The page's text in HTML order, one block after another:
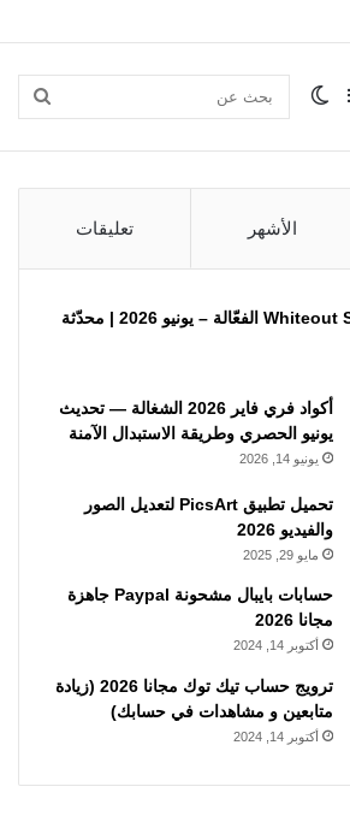
بحث الوضعإضافة
جانبي
الأشهر تعليقات
أكواد هدايا Whiteout Survival الفعّالة – يونيو 2026 | محدّثة
أكواد فري فاير 2026 الشغالة — تحديث
يونيو الحصري وطريقة الاستبدال الآمنة
يونيو 14, 2026
تحميل تطبيق PicsArt لتعديل الصور
والفيديو 2026
مايو 29, 2025
حسابات بايبال مشحونة Paypal جاهزة
مجانا 2026
أكتوبر 14, 2024
ترويج حساب تيك توك مجانا 2026 (زيادة
متابعين و مشاهدات في حسابك)
أكتوبر 14, 2024